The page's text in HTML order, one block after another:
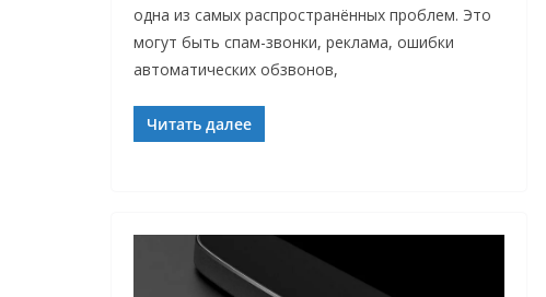
одна из самых распространённых проблем. Это
могут быть спам-звонки, реклама, ошибки
автоматических обзвонов,
Читать далее